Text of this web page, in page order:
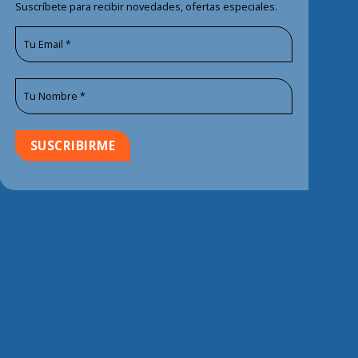
Suscríbete para recibir novedades, ofertas especiales.